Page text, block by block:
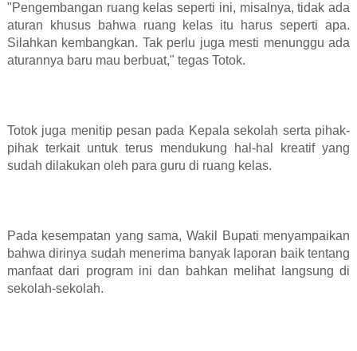
"Pengembangan ruang kelas seperti ini, misalnya, tidak ada
aturan khusus bahwa ruang kelas itu harus seperti apa.
Silahkan kembangkan. Tak perlu juga mesti menunggu ada
aturannya baru mau berbuat," tegas Totok.
Totok juga menitip pesan pada Kepala sekolah serta pihak-
pihak terkait untuk terus mendukung hal-hal kreatif yang
sudah dilakukan oleh para guru di ruang kelas.
Pada kesempatan yang sama, Wakil Bupati menyampaikan
bahwa dirinya sudah menerima banyak laporan baik tentang
manfaat dari program ini dan bahkan melihat langsung di
sekolah-sekolah.